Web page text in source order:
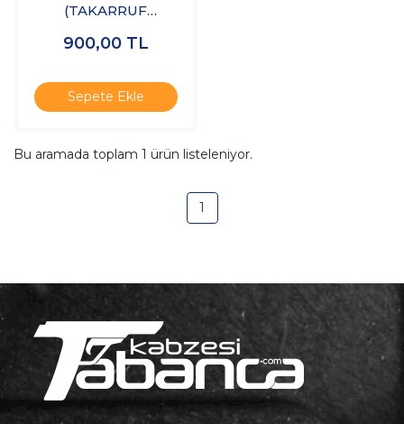
(TAKARRUF
UZUN) Şarjörü
900,00 TL
Sepete Ekle
Bu aramada toplam 1 ürün listeleniyor.
1